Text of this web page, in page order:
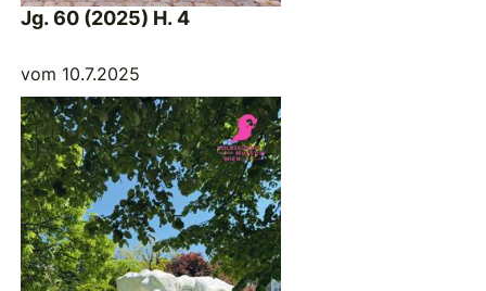
Jg. 60 (2025) H. 4
vom 10.7.2025